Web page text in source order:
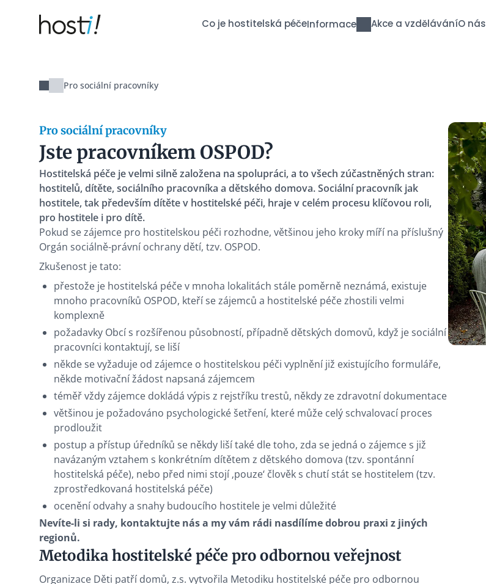
Hosti! Co je hostitelská péčeInformace Akce a vzděláváníO nás
Pro sociální pracovníky
Pro sociální pracovníky
Jste pracovníkem OSPOD?
Hostitelská péče je velmi silně založena na spolupráci, a to všech zúčastněných stran:
hostitelů, dítěte, sociálního pracovníka a dětského domova. Sociální pracovník jak
hostitele, tak především dítěte v hostitelské péči, hraje v celém procesu klíčovou roli,
pro hostitele i pro dítě.
Pokud se zájemce pro hostitelskou péči rozhodne, většinou jeho kroky míří na příslušný
Orgán sociálně-právní ochrany dětí, tzv. OSPOD.
Zkušenost je tato:
přestože je hostitelská péče v mnoha lokalitách stále poměrně neznámá, existuje
mnoho pracovníků OSPOD, kteří se zájemců a hostitelské péče zhostili velmi
komplexně
požadavky Obcí s rozšířenou působností, případně dětských domovů, když je sociální
pracovníci kontaktují, se liší
někde se vyžaduje od zájemce o hostitelskou péči vyplnění již existujícího formuláře,
někde motivační žádost napsaná zájemcem
téměř vždy zájemce dokládá výpis z rejstříku trestů, někdy ze zdravotní dokumentace
většinou je požadováno psychologické šetření, které může celý schvalovací proces
prodloužit
postup a přístup úředníků se někdy liší také dle toho, zda se jedná o zájemce s již
navázaným vztahem s konkrétním dítětem z dětského domova (tzv. spontánní
hostitelská péče), nebo před nimi stojí ‚pouze‘ člověk s chutí stát se hostitelem (tzv.
zprostředkovaná hostitelská péče)
ocenění odvahy a snahy budoucího hostitele je velmi důležité
Nevíte-li si rady, kontaktujte nás a my vám rádi nasdílíme dobrou praxi z jiných
regionů.
Metodika hostitelské péče pro odbornou veřejnost
Organizace Děti patří domů, z.s. vytvořila Metodiku hostitelské péče pro odbornou